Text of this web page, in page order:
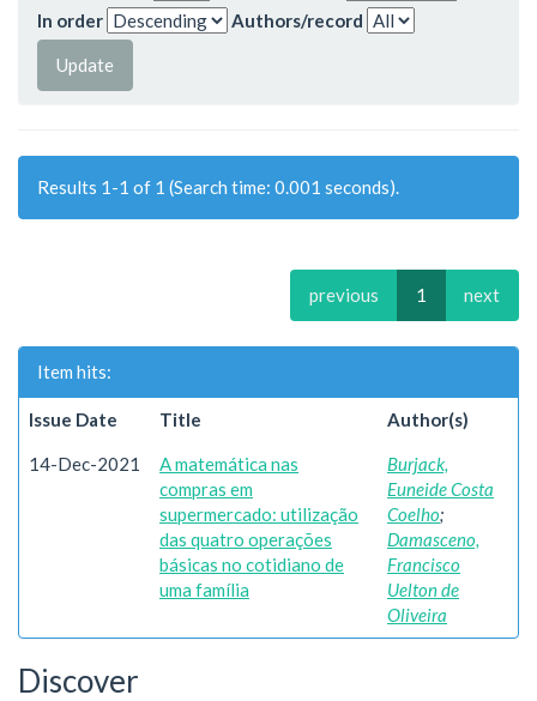
In order
Authors/record
Results 1-1 of 1 (Search time: 0.001 seconds).
previous 1 next
Item hits:
Issue Date Title Author(s)
14-Dec-2021
A matemática nas
compras em
supermercado: utilização
das quatro operações
básicas no cotidiano de
uma família
Burjack,
Euneide Costa
Coelho;
Damasceno,
Francisco
Uelton de
Oliveira
Discover